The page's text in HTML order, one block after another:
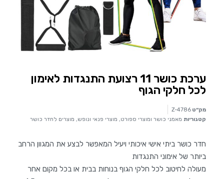
ערכת כושר 11 רצועת התנגדות לאימון
לכל חלקי הגוף
מק״ט Z-4786
קטגוריות מאמני כושר ומוצרי ספורט מוצרי פנאי ונופש מוצרים לחדר כושר
חדר כושר ביתי אישי איכותי ויעיל המאפשר לבצע את המגוון הרחב
ביותר של אימוני התנגדות
מעולה לחיטוב לכל חלקי הגוף בנוחות בבית או בכל מקום אחר